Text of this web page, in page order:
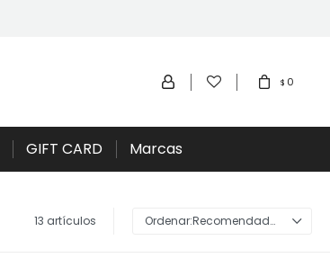
GIFT CARD Marcas
$ 0
13 artículos Recomendados